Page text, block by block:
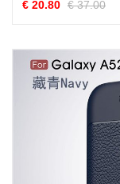
€ 20.80 € 37.00